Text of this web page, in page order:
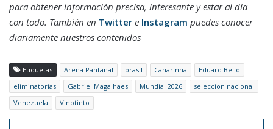
para obtener información precisa, interesante y estar al día
con todo. También en Twitter e Instagram puedes conocer
diariamente nuestros contenidos
Etiquetas Arena Pantanal brasil Canarinha
Eduard Bello
eliminatorias
Gabriel Magalhaes Mundial 2026
seleccion nacional
Venezuela
Vinotinto